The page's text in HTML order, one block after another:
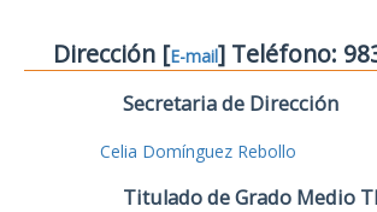
Dirección [E-mail] Teléfono:
Secretaria de Dirección
Celia Domínguez Rebollo
Titulado de Grado Medio